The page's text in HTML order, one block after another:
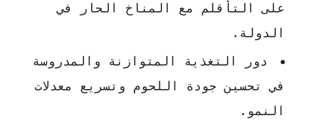
على التأقلم مع المناخ الحار في
الدولة.
دور التغذية المتوازنة والمدروسة
في تحسين جودة اللحوم وتسريع معدلات
النمو.